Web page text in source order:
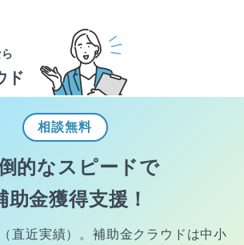
ド
相談無料
的なスピードで
助金獲得支援！
直近実績）。 補助金クラウドは中小